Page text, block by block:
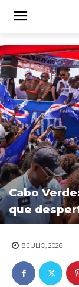
Cabo
que
8 JULIO, 2026